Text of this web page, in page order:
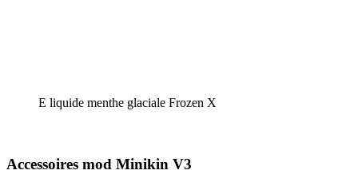
E liquide menthe glaciale Frozen X
Accessoires mod Minikin V3